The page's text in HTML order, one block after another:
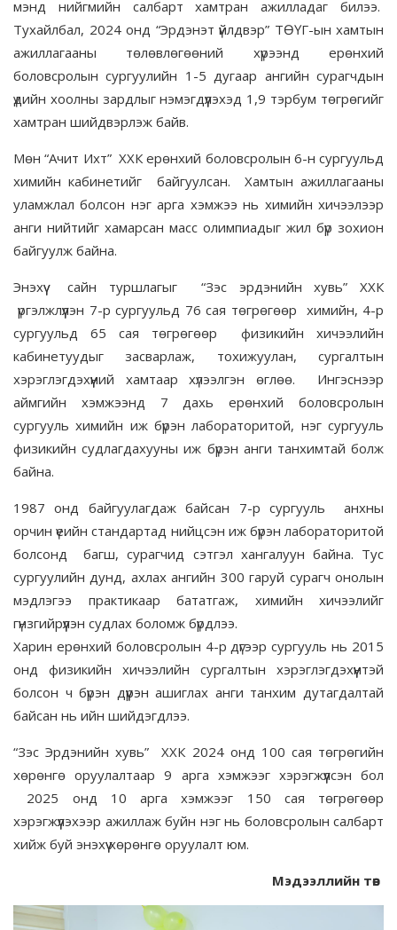
мэнд нийгмийн салбарт хамтран ажилладаг билээ.
Тухайлбал, 2024 онд “Эрдэнэт үйлдвэр” ТӨҮГ-ын хамтын
ажиллагааны төлөвлөгөөний хүрээнд ерөнхий
боловсролын сургуулийн 1-5 дугаар ангийн сурагчдын
үдийн хоолны зардлыг нэмэгдүүлэхэд 1,9 тэрбум төгрөгийг
хамтран шийдвэрлэж байв.
Мөн “Ачит Ихт” ХХК ерөнхий боловсролын 6-н сургуульд
химийн кабинетийг байгуулсан. Хамтын ажиллагааны
уламжлал болсон нэг арга хэмжээ нь химийн хичээлээр
анги нийтийг хамарсан масс олимпиадыг жил бүр зохион
байгуулж байна.
Энэхүү сайн туршлагыг “Зэс эрдэнийн хувь” ХХК
үргэлжлүүлэн 7-р сургуульд 76 сая төгрөгөөр химийн, 4-р
сургуульд 65 сая төгрөгөөр физикийн хичээлийн
кабинетуудыг засварлаж, тохижуулан, сургалтын
хэрэглэгдэхүүний хамтаар хүлээлгэн өглөө. Ингэснээр
аймгийн хэмжээнд 7 дахь ерөнхий боловсролын
сургууль химийн иж бүрэн лабораторитой, нэг сургууль
физикийн судлагдахууны иж бүрэн анги танхимтай болж
байна.
1987 онд байгуулагдаж байсан 7-р сургууль анхны
орчин үеийн стандартад нийцсэн иж бүрэн лабораторитой
болсонд багш, сурагчид сэтгэл хангалуун байна. Тус
сургуулийн дунд, ахлах ангийн 300 гаруй сурагч онолын
мэдлэгээ практикаар бататгаж, химийн хичээлийг
гүнзгийрүүлэн судлах боломж бүрдлээ.
Харин ерөнхий боловсролын 4-р дүгээр сургууль нь 2015
онд физикийн хичээлийн сургалтын хэрэглэгдэхүүнтэй
болсон ч бүрэн дүүрэн ашиглах анги танхим дутагдалтай
байсан нь ийн шийдэгдлээ.
“Зэс Эрдэнийн хувь” ХХК 2024 онд 100 сая төгрөгийн
хөрөнгө оруулалтаар 9 арга хэмжээг хэрэгжүүлсэн бол
2025 онд 10 арга хэмжээг 150 сая төгрөгөөр
хэрэгжүүлэхээр ажиллаж буйн нэг нь боловсролын салбарт
хийж буй энэхүү хөрөнгө оруулалт юм.
Мэдээллийн төв